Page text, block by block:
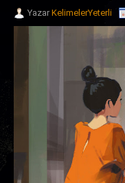
Yazar KelimelerYeterli